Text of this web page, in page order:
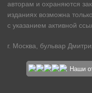
авторам и охраняются
изданиях возможна
с указанием активной
г. Москва, бульвар
Наши